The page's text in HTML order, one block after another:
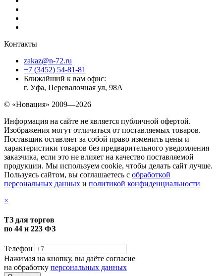
Контакты
zakaz@n-72.ru
+7 (3452) 54-81-81
Ближайший к вам офис:
г. Уфа, Перевалочная ул, 98А
© «Новация» 2009—2026
Информация на сайте не является публичной офертой.
Изображения могут отличаться от поставляемых товаров.
Поставщик оставляет за собой право изменить цены и
характеристики товаров без предварительного уведомления
заказчика, если это не влияет на качество поставляемой
продукции. Мы используем cookie, чтобы делать сайт лучше.
Пользуясь сайтом, вы соглашаетесь с обработкой
персональных данных и политикой конфиденциальности
×
ТЗ для торгов
по 44 и 223 ФЗ
Телефон
Нажимая на кнопку, вы даёте согласие
на обработку персональных данных